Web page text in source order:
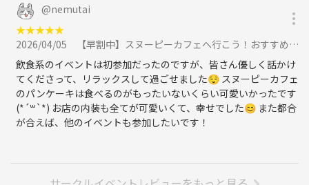
@nemutai
★★★★★
2026/04/05
【早割中】スヌーピーカフェへ行こう！おすすめはスヌーピーのパンケーキ🎀🎀に参加
飲食系のイベントは初参加だったのですが、皆さん優しく話かけ
てくださって、リラックスして過ごせました😌 スヌーピーカフェ
のパンケーキは食べるのがもったいないくらい可愛いかったです
(*´꒳`*) お店の内装も全てが可愛いくて、幸せでした😊 また都合
が合えば、他のイベントも参加したいです！